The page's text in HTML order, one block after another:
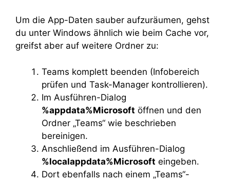
Um die App-Daten sauber aufzuräumen, gehst
du unter Windows ähnlich wie beim Cache vor,
greifst aber auf weitere Ordner zu:
Teams komplett beenden (Infobereich
prüfen und Task-Manager kontrollieren).
Im Ausführen-Dialog
%appdata%Microsoft öffnen und den
Ordner „Teams“ wie beschrieben
bereinigen.
Anschließend im Ausführen-Dialog
%localappdata%Microsoft eingeben.
Dort ebenfalls nach einem „Teams“-